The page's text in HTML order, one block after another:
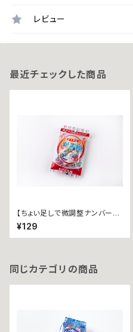
レビュー
最近チェックした商品
【ちょい足しで微調整ナンバー
1！】別子飴 ∼レトロ袋５粒入∼
¥129
同じカテゴリの商品